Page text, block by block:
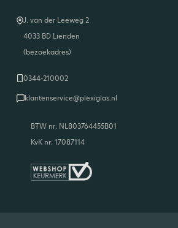
J. van der Leeweg 2
4033 BD Lienden
(bezoekadres)
0344-210002
klantenservice@plexiglas.nl
BTW nr: NL803764455B01
KvK nr: 17087114